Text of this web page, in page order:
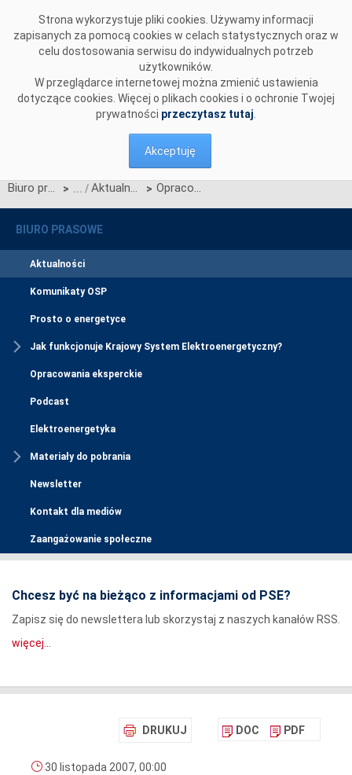
Strona wykorzystuje pliki cookies. Używamy informacji
zapisanych za pomocą cookies w celach statystycznych oraz w
celu dostosowania serwisu do indywidualnych potrzeb
użytkowników.
W przeglądarce internetowej można zmienić ustawienia
dotyczące cookies. Więcej o plikach cookies i o ochronie Twojej
prywatności przeczytasz tutaj
Akceptuję
Biuro prasowe > Aktualności > Opracowanie Planu Koordynacyjnego Rocznego na 2008, 2009 i 2010 r.
BIURO PRASOWE
Aktualności
Komunikaty OSP
Prosto o energetyce
Jak funkcjonuje Krajowy System Elektroenergetyczny?
Opracowania eksperckie
Podcast
Elektroenergetyka
Materiały do pobrania
Newsletter
Kontakt dla mediów
Zaangażowanie społeczne
Chcesz być na bieżąco z informacjami od PSE?
Zapisz się do newslettera lub skorzystaj z naszych kanałów RSS.
więcej...
DRUKUJ DOC PDF
30 listopada 2007, 00:00